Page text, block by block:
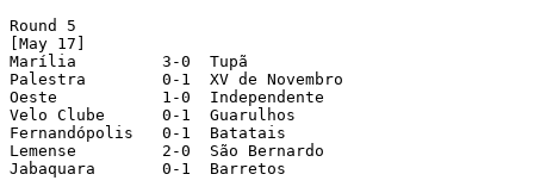
Round 5
[May 17]
Marília         3-0  Tupã
Palestra        0-1  XV de Novembro
Oeste           1-0  Independente
Velo Clube      0-1  Guarulhos
Fernandópolis   0-1  Batatais
Lemense         2-0  São Bernardo
Jabaquara       0-1  Barretos